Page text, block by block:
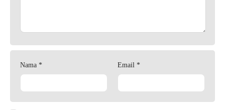
Nama * Email *